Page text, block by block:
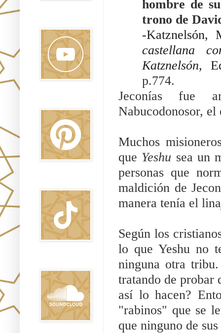
hombre de
trono de
-
castellana
Katznelsón
p.774.
Jeconías fue
Nabucodonosor,
Muchos
que Yeshu sea un
personas que
maldición de
manera tenía el
Según los
lo que Yeshu no
ninguna otra
tratando de probar
así lo hacen?
"rabinos" que se
que ninguno de